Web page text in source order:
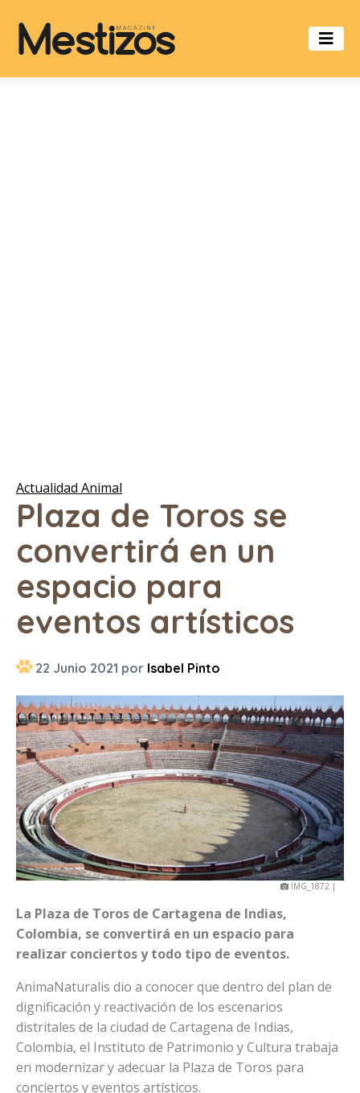
Actualidad Animal
Plaza de Toros se
convertirá en un
espacio para
eventos artísticos
22 Junio 2021 por Isabel Pinto
IMG_1872 |
La Plaza de Toros de Cartagena de Indias,
Colombia, se convertirá en un espacio para
realizar conciertos y todo tipo de eventos.
AnimaNaturalis dio a conocer que dentro del plan de
dignificación y reactivación de los escenarios
distritales de la ciudad de Cartagena de Indias,
Colombia, el Instituto de Patrimonio y Cultura trabaja
en modernizar y adecuar la Plaza de Toros para
conciertos y eventos artísticos.